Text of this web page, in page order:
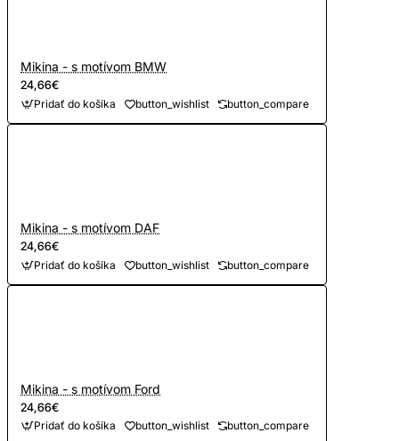
Mikina - s motívom BMW
24,66€
Pridať do košíka button_wishlist button_compare
Mikina - s motívom DAF
24,66€
Pridať do košíka button_wishlist button_compare
Mikina - s motívom Ford
24,66€
Pridať do košíka button_wishlist button_compare